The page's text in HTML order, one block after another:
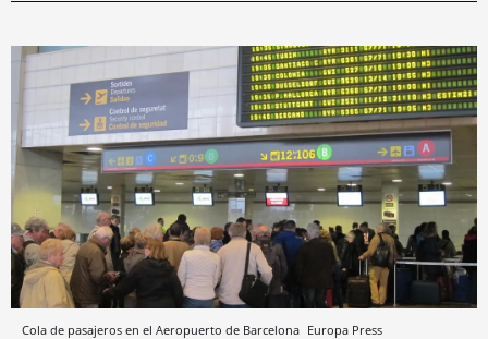
Cola de pasajeros en el Aeropuerto de Barcelona Europa Press